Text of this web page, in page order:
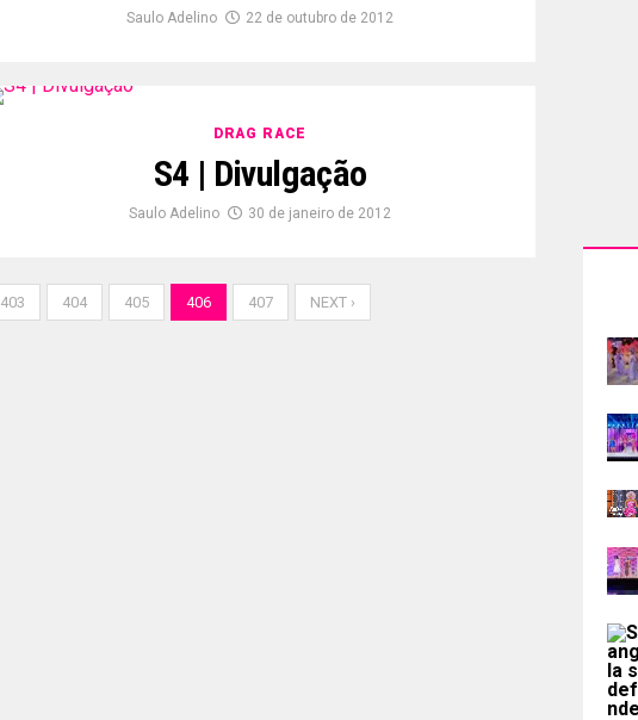
Saulo Adelino 22 de outubro de 2012
DRAG RACE
S4 | Divulgação
Saulo Adelino 30 de janeiro de 2012
403 404 405 406 407 NEXT ›